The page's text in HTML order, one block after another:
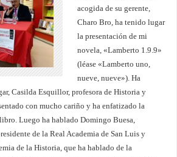
acogida de su gerente,
Charo Bro, ha tenido lugar
la presentación de mi
novela, «Lamberto 1.9.9»
(léase «Lamberto uno,
nueve, nueve»). Ha
Casilda Esquillor, profesora de Historia y
con mucho cariño y ha enfatizado la
Luego ha hablado Domingo Buesa,
de la Real Academia de San Luis y
de la Historia, que ha hablado de la